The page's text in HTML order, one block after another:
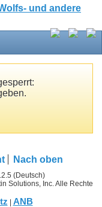
Nach oben
(Deutsch)
Solutions, Inc. Alle Rechte
| ANB